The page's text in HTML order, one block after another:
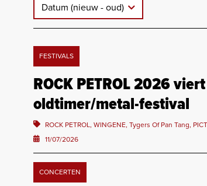
Datum (nieuw - oud)
FESTIVALS
ROCK PETROL 2026
oldtimer/metal-festival
ROCK PETROL, WINGENE, Tygers Of Pan Tang,
11/07/2026
CONCERTEN